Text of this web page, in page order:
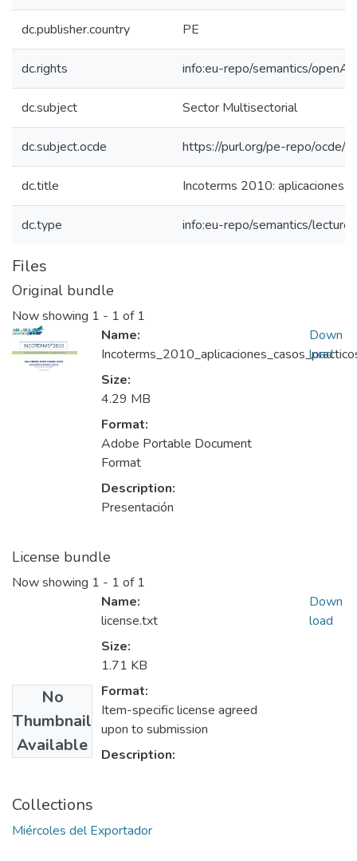
dc.publisher.country PE
dc.rights info:eu-repo/semantics/
dc.subject Sector Multisectorial
dc.subject.ocde https://purl.org/pe-repo/ocde/
dc.title Incoterms 2010: aplicaciones
dc.type info:eu-repo/semantics/lecture
Files
Original bundle
Now showing 1 - 1 of 1
Name:
Size:
4.29 MB
Format:
Adobe Portable Document
Format
Description:
Presentación
Down
load
License bundle
Now showing 1 - 1 of 1
No
Thumbnail
Available
Name:
license.txt
Size:
1.71 KB
Format:
Item-specific license agreed
upon to submission
Description:
Down
load
Collections
Miércoles del Exportador